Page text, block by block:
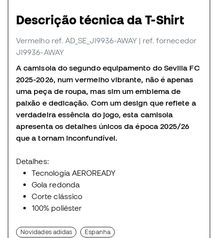
Descrição técnica da T-Shirt
Vermelho ref. AD_SE_JI9936-AWAY | ref. fornecedor
JI9936-AWAY
A camisola do segundo equipamento do Sevilla FC
2025-2026, num vermelho vibrante, não é apenas
uma peça de roupa, mas sim um emblema de
paixão e dedicação. Com um design que reflete a
verdadeira essência do jogo, esta camisola
apresenta os detalhes únicos da época 2025/26
que a tornam inconfundível.
Detalhes:
Tecnologia AEROREADY
Gola redonda
Corte clássico
100% poliéster
Novidades adidas Espanha